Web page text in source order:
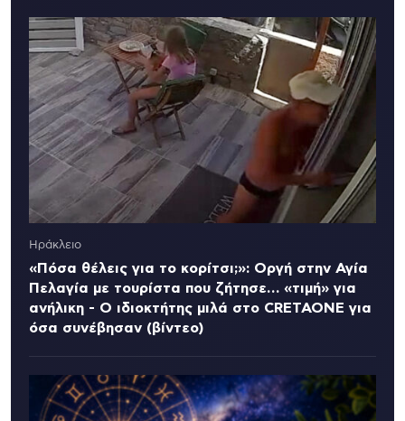
Ηράκλειο
«Πόσα θέλεις για το κορίτσι;»: Οργή στην Αγία
Πελαγία με τουρίστα που ζήτησε… «τιμή» για
ανήλικη - Ο ιδιοκτήτης μιλά στο CRETAONE για
όσα συνέβησαν (βίντεο)